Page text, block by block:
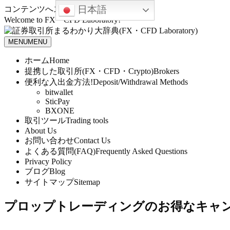
コンテンツへスキップ
Welcome to FX・CFD Laboratory!
MENUMENU
ホームHome
提携した取引所(FX・CFD・Crypto)Brokers
便利な入出金方法!Deposit/Withdrawal Methods
bitwallet
SticPay
BXONE
取引ツールTrading tools
About Us
お問い合わせContact Us
よくある質問(FAQ)Frequently Asked Questions
Privacy Policy
ブログBlog
サイトマップSitemap
プロップトレーディングのお得なキャ
日本語